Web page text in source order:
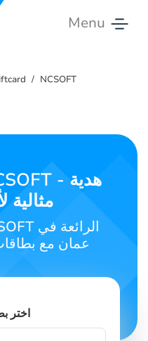
Menu
NCSOFT
مثالية
عمان مع
اختر